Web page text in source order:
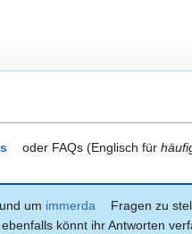
oder FAQs (Englisch für
um immerda
Fragen zu
könnt ihr Antworten